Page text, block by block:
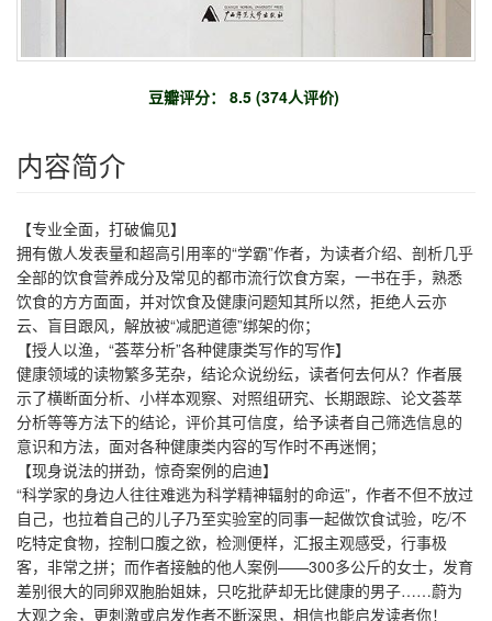
豆瓣评分： 8.5 (374人评价)
内容简介
【专业全面，打破偏见】
拥有傲人发表量和超高引用率的“学霸”作者，为读者介绍、剖析几乎
全部的饮食营养成分及常见的都市流行饮食方案，一书在手，熟悉
饮食的方方面面，并对饮食及健康问题知其所以然，拒绝人云亦
云、盲目跟风，解放被“减肥道德”绑架的你；
【授人以渔，“荟萃分析”各种健康类写作的写作】
健康领域的读物繁多芜杂，结论众说纷纭，读者何去何从？作者展
示了横断面分析、小样本观察、对照组研究、长期跟踪、论文荟萃
分析等等方法下的结论，评价其可信度，给予读者自己筛选信息的
意识和方法，面对各种健康类内容的写作时不再迷惘；
【现身说法的拼劲，惊奇案例的启迪】
“科学家的身边人往往难逃为科学精神辐射的命运”，作者不但不放过
自己，也拉着自己的儿子乃至实验室的同事一起做饮食试验，吃/不
吃特定食物，控制口腹之欲，检测便样，汇报主观感受，行事极
客，非常之拼；而作者接触的他人案例——300多公斤的女士，发育
差别很大的同卵双胞胎姐妹，只吃批萨却无比健康的男子……蔚为
大观之余，更刺激或启发作者不断深思，相信也能启发读者你！